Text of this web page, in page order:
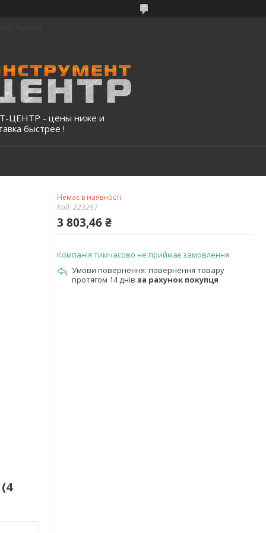
ЦЕНТР - цены ниже и
быстрее !
Немає в наявності
Код:223297
3 803,46 ₴
Компанія тимчасово не приймає замовлення
повернення товару
протягом 14 днів за рахунок покупця